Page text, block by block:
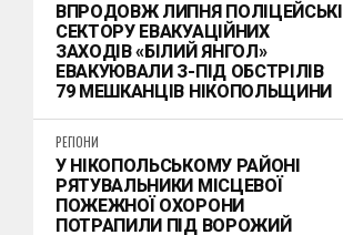
ВПРОДОВЖ ЛИПНЯ ПОЛІЦЕЙСЬКІ
СЕКТОРУ ЕВАКУАЦІЙНИХ
ЗАХОДІВ «БІЛИЙ ЯНГОЛ»
ЕВАКУЮВАЛИ З-ПІД ОБСТРІЛІВ
79 МЕШКАНЦІВ НІКОПОЛЬЩИНИ
РЕГІОНИ
У НІКОПОЛЬСЬКОМУ РАЙОНІ
РЯТУВАЛЬНИКИ МІСЦЕВОЇ
ПОЖЕЖНОЇ ОХОРОНИ
ПОТРАПИЛИ ПІД ВОРОЖИЙ